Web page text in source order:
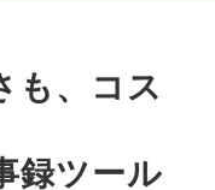
も、コス
録ツール